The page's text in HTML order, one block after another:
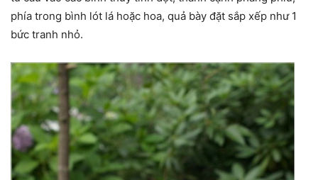
phía trong bình lót lá hoặc hoa, quả bày đặt sắp xếp như 1
bức tranh nhỏ.